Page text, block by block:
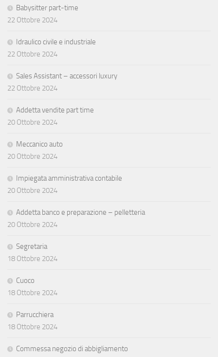
Babysitter part-time
22 Ottobre 2024
Idraulico civile e industriale
22 Ottobre 2024
Sales Assistant – accessori luxury
22 Ottobre 2024
Addetta vendite part time
20 Ottobre 2024
Meccanico auto
20 Ottobre 2024
Impiegata amministrativa contabile
20 Ottobre 2024
Addetta banco e preparazione – pelletteria
20 Ottobre 2024
Segretaria
18 Ottobre 2024
Cuoco
18 Ottobre 2024
Parrucchiera
18 Ottobre 2024
Commessa negozio di abbigliamento